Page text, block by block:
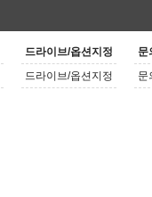
드라이브/옵션지정
드라이브/옵션지정
문
문